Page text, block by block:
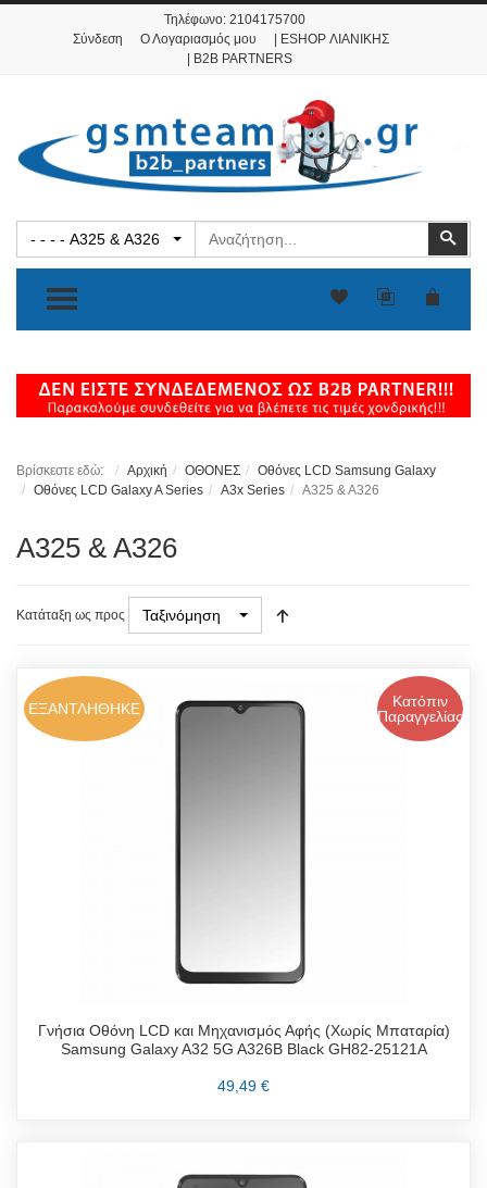
Τηλέφωνο: 2104175700
Σύνδεση
Ο Λογαριασμός μου
| ESHOP ΛΙΑΝΙΚΗΣ
| B2B PARTNERS
- - - - A325 & A326
TOGGLE MENU
Βρίσκεστε εδώ: Αρχική ΟΘΟΝΕΣ
Οθόνες LCD Samsung Galaxy
Οθόνες LCD Galaxy A Series
A3x Series A325 & A326
A325 & A326
Κατάταξη ως προς Ταξινόμηση
ΕΞΑΝΤΛΗΘΗΚΕ
Κατόπιν
Παραγγελίας
Γνήσια Οθόνη LCD και Μηχανισμός Αφής (Χωρίς Μπαταρία)
Samsung Galaxy A32 5G A326B Black GH82-25121A
49,49 €